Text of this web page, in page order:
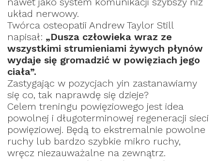
układ nerwowy.
Twórca osteopatii Andrew Taylor Still
napisał: „Dusza człowieka wraz ze
wszystkimi strumieniami żywych płynów
wydaje się gromadzić w powięziach jego
ciała”.
Zastygając w pozycjach yin zastanawiamy
się co, tak naprawdę się dzieje?
Celem treningu powięziowego jest idea
powolnej i długoterminowej regeneracji sieci
powięziowej. Będą to ekstremalnie powolne
ruchy lub bardzo szybkie mikro ruchy,
wręcz niezauważalne na zewnątrz.